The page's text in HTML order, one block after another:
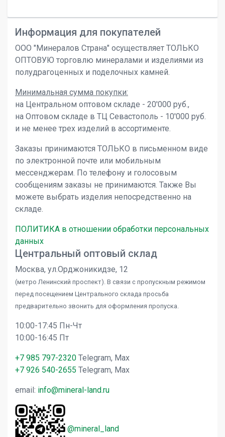
Информация для покупателей
ООО "Минералов Страна" осуществляет ТОЛЬКО
ОПТОВУЮ торговлю минералами и изделиями из
полудрагоценных и поделочных камней.
Минимальная сумма покупки:
на Центральном оптовом складе - 20'000 руб.,
на Оптовом складе в ТЦ Севастополь - 10'000 руб.
и не менее трех изделий в ассортименте.
Заказы принимаются ТОЛЬКО в письменном виде
по электронной почте или мобильным
мессенджерам. По телефону и голосовым
сообщениям заказы не принимаются. Также Вы
можете выбрать изделия непосредственно на
складе.
ПОЛИТИКА в отношении обработки персональных
данных
Центральный оптовый склад
Москва, ул.Орджоникидзе, 12
(метро Ленинский проспект). В связи с пропускным режимом
перед посещением Центрального склада просьба
предварительно звонить для оформления пропуска.
10:00-17:45 Пн-Чт
10:00-16:45 Пт
+7 985 797-2320 Telegram, Max
+7 926 540-2655 Telegram, Max
email: info@mineral-land.ru
@mineral_land